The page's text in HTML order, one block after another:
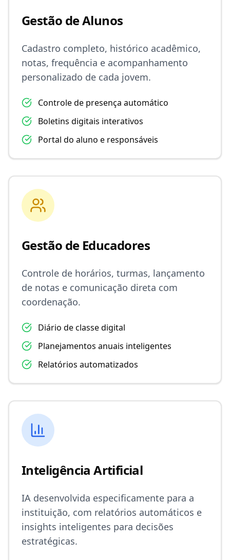
Gestão de Alunos
Cadastro completo, histórico acadêmico,
notas, frequência e acompanhamento
personalizado de cada jovem.
Controle de presença automático
Boletins digitais interativos
Portal do aluno e responsáveis
Gestão de Educadores
Controle de horários, turmas, lançamento
de notas e comunicação direta com
coordenação.
Diário de classe digital
Planejamentos anuais inteligentes
Relatórios automatizados
Inteligência Artificial
IA desenvolvida especificamente para a
instituição, com relatórios automáticos e
insights inteligentes para decisões
estratégicas.